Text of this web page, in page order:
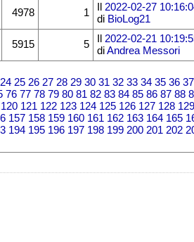
4978 1
2022-02-27
di BioLog21
5915 5
2022-02-21
diAndrea Messori
24 25 26 27 28 29 30 31 32 33 34 35 36 37
76 77 78 79 80 81 82 83 84 85 86 87 88
120 121 122 123 124 125 126 127 128 129
157 158 159 160 161 162 163 164 165
194 195 196 197 198 199 200 201 202